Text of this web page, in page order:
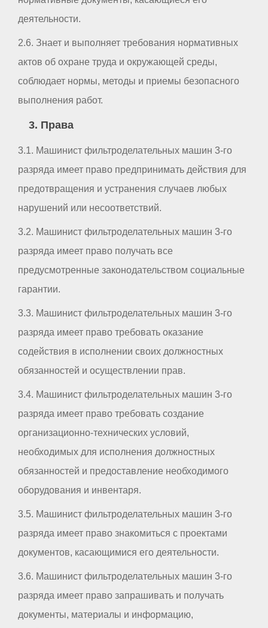
деятельности.
2.6. Знает и выполняет требования нормативных
актов об охране труда и окружающей среды,
соблюдает нормы, методы и приемы безопасного
выполнения работ.
3. Права
3.1. Машинист фильтроделательных машин 3-го
разряда имеет право предпринимать действия для
предотвращения и устранения случаев любых
нарушений или несоответствий.
3.2. Машинист фильтроделательных машин 3-го
разряда имеет право получать все
предусмотренные законодательством социальные
гарантии.
3.3. Машинист фильтроделательных машин 3-го
разряда имеет право требовать оказание
содействия в исполнении своих должностных
обязанностей и осуществлении прав.
3.4. Машинист фильтроделательных машин 3-го
разряда имеет право требовать создание
организационно-технических условий,
необходимых для исполнения должностных
обязанностей и предоставление необходимого
оборудования и инвентаря.
3.5. Машинист фильтроделательных машин 3-го
разряда имеет право знакомиться с проектами
документов, касающимися его деятельности.
3.6. Машинист фильтроделательных машин 3-го
разряда имеет право запрашивать и получать
документы, материалы и информацию,